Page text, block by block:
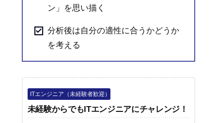
ン」を思い描く
分析後は自分の適性に合うかどうか
を考える
ITエンジニア（未経験者歓迎）
未経験からでもITエンジニアにチャレンジ！